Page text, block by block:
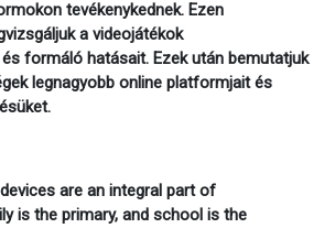
tevékenykednek. Ezen
a videojátékok
formáló hatásait. Ezek után bemutatjuk
legnagyobb online platformjait és
are an integral part of
is the primary, and school is the